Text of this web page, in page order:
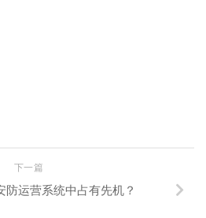
下一篇
防运营系统中占有先机？